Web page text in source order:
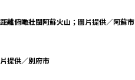
離俯瞰壯闊阿蘇火山；圖片提供／阿蘇市
提供／別府市